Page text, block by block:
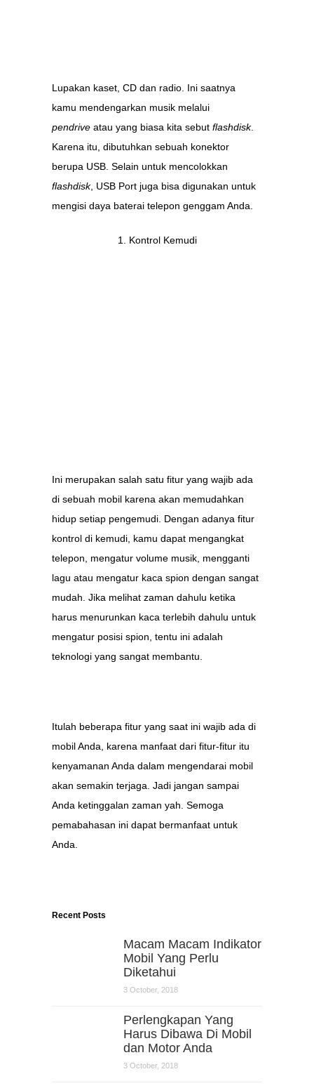
Lupakan kaset, CD dan radio. Ini saatnya
kamu mendengarkan musik melalui
pendrive atau yang biasa kita sebut flashdisk.
Karena itu, dibutuhkan sebuah konektor
berupa USB. Selain untuk mencolokkan
flashdisk, USB Port juga bisa digunakan untuk
mengisi daya baterai telepon genggam Anda.
Kontrol Kemudi
Ini merupakan salah satu fitur yang wajib ada
di sebuah mobil karena akan memudahkan
hidup setiap pengemudi. Dengan adanya fitur
kontrol di kemudi, kamu dapat mengangkat
telepon, mengatur volume musik, mengganti
lagu atau mengatur kaca spion dengan sangat
mudah. Jika melihat zaman dahulu ketika
harus menurunkan kaca terlebih dahulu untuk
mengatur posisi spion, tentu ini adalah
teknologi yang sangat membantu.
Itulah beberapa fitur yang saat ini wajib ada di
mobil Anda, karena manfaat dari fitur-fitur itu
kenyamanan Anda dalam mengendarai mobil
akan semakin terjaga. Jadi jangan sampai
Anda ketinggalan zaman yah. Semoga
pemabahasan ini dapat bermanfaat untuk
Anda.
Recent Posts
Macam Macam Indikator
Mobil Yang Perlu
Diketahui
3 October, 2018
Perlengkapan Yang
Harus Dibawa Di Mobil
dan Motor Anda
3 October, 2018